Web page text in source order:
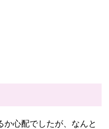
心配でしたが、なんと